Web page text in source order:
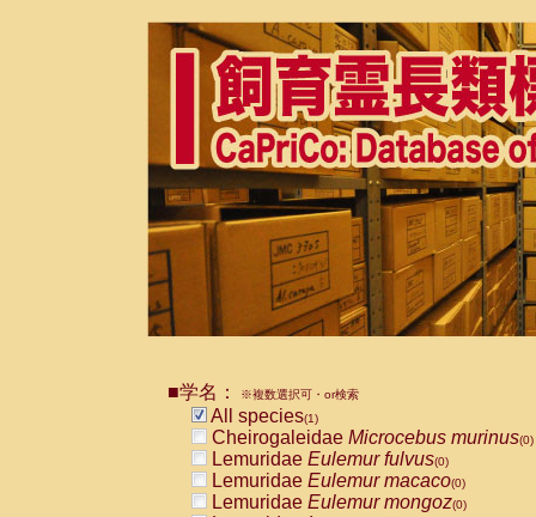
■学名： ※複数選択可・or検索
All species(1)
Cheirogaleidae Microcebus murinus(0)
Lemuridae Eulemur fulvus(0)
Lemuridae Eulemur macaco(0)
Lemuridae Eulemur mongoz(0)